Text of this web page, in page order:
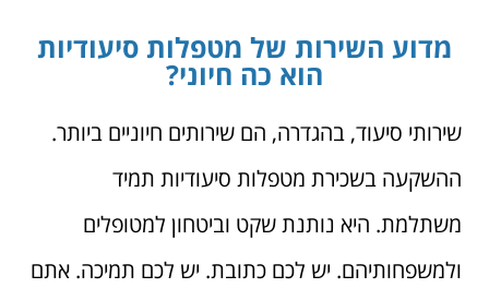
מדוע השירות של מטפלות סיעודיות
הוא כה חיוני?
שירותי סיעוד, בהגדרה, הם שירותים חיוניים ביותר.
ההשקעה בשכירת מטפלות סיעודיות תמיד
משתלמת. היא נותנת שקט וביטחון למטופלים
ולמשפחותיהם. יש לכם כתובת. יש לכם תמיכה. אתם